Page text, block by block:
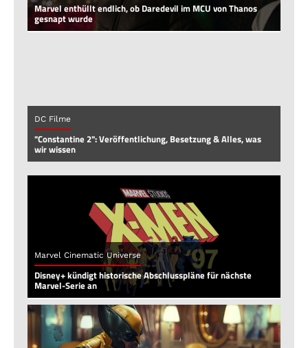
Marvel enthüllt endlich, ob Daredevil im MCU von Thanos
gesnapt wurde
DC Filme
"Constantine 2": Veröffentlichung, Besetzung & Alles, was
wir wissen
Marvel Cinematic Universe
Disney+ kündigt historische Abschlusspläne für nächste
Marvel-Serie an